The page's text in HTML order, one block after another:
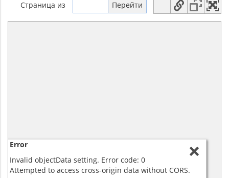
Страница из
Error
Invalid objectData setting. Error code: 0
Attempted to access cross-origin data without CORS.